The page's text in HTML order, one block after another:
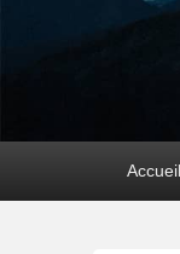
Accueil